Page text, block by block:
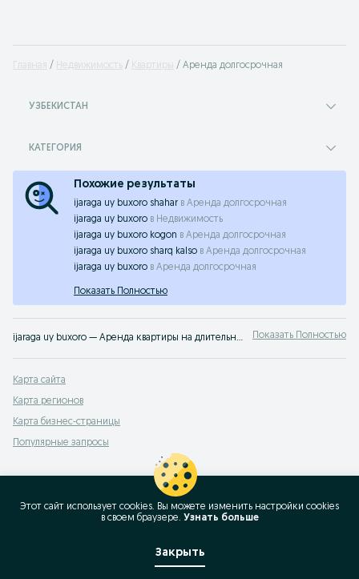
Главная Недвижимость Квартиры Аренда долгосрочная
УЗБЕКИСТАН
КАТЕГОРИЯ
Похожие результаты
ijaraga uy buxoro shahar в Аренда долгосрочная
ijaraga uy buxoro в Недвижимость
ijaraga uy buxoro kogon в Аренда долгосрочная
ijaraga uy buxoro sharq kalso в Аренда долгосрочная
ijaraga uy buxoro в Аренда долгосрочная
Показать Полностью
ijaraga uy buxoro — Аренда квартиры на длительный срок в Узбекистане ➤ Объявления от владельцев с фото и описанием ☝ Найдите подходящий вариант без посредников на OLX.uz Показать Полностью
Карта сайта
Карта регионов
Карта бизнес-страницы
Популярные запросы
Этот сайт использует cookies. Вы можете изменить настройки cookies
в своeм браузере. Узнать больше
Закрыть